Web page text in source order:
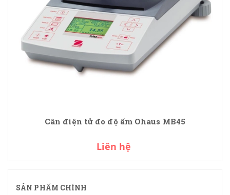
Cân điện tử đo độ ẩm Ohaus MB45
Liên hệ
SẢN PHẨM CHÍNH